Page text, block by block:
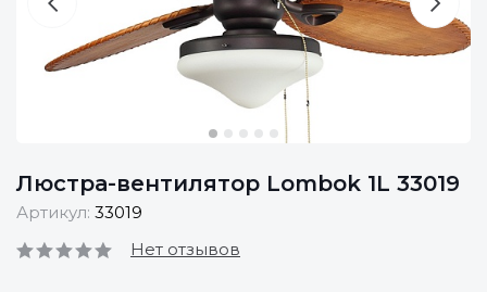
Люстра-вентилятор Lombok 1L 33019
Артикул: 33019
Нет отзывов